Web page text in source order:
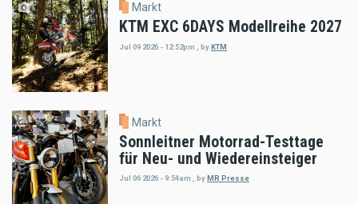
Markt
KTM EXC 6DAYS Modellreihe 2027
Jul 09 2026 - 12:52pm byKTM
Markt
Sonnleitner Motorrad-Testtage
für Neu- und Wiedereinsteiger
Jul 06 2026 - 9:54am , byMR Presse